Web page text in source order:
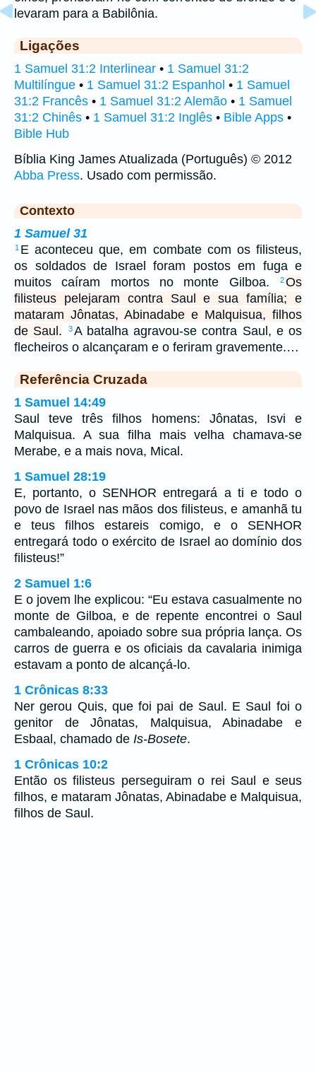
levaram para a Babilônia.
Ligações
1 Samuel 31:2 Interlinear • 1 Samuel 31:2
Multilíngue • 1 Samuel 31:2 Espanhol • 1 Samuel
31:2 Francês • 1 Samuel 31:2 Alemão • 1 Samuel
31:2 Chinês • 1 Samuel 31:2 Inglês • Bible Apps •
Bible Hub
Bíblia King James Atualizada (Português) © 2012
Abba Press. Usado com permissão.
Contexto
1 Samuel 31
1 E aconteceu que, em combate com os filisteus,
os soldados de Israel foram postos em fuga e
muitos caíram mortos no monte Gilboa.
2Os
filisteus pelejaram contra Saul e sua família; e
mataram Jônatas, Abinadabe e Malquisua, filhos
de Saul.
3 A batalha agravou-se contra Saul, e os
flecheiros o alcançaram e o feriram gravemente.…
Referência Cruzada
1 Samuel 14:49
Saul teve três filhos homens: Jônatas, Isvi e
Malquisua. A sua filha mais velha chamava-se
Merabe, e a mais nova, Mical.
1 Samuel 28:19
E, portanto, o SENHOR entregará a ti e todo o
povo de Israel nas mãos dos filisteus, e amanhã tu
e teus filhos estareis comigo, e o SENHOR
entregará todo o exército de Israel ao domínio dos
filisteus!”
2 Samuel 1:6
E o jovem lhe explicou: “Eu estava casualmente no
monte de Gilboa, e de repente encontrei o Saul
cambaleando, apoiado sobre sua própria lança. Os
carros de guerra e os oficiais da cavalaria inimiga
estavam a ponto de alcançá-lo.
1 Crônicas 8:33
Ner gerou Quis, que foi pai de Saul. E Saul foi o
genitor de Jônatas, Malquisua, Abinadabe e
Esbaal, chamado de Is-Bosete.
1 Crônicas 10:2
Então os filisteus perseguiram o rei Saul e seus
filhos, e mataram Jônatas, Abinadabe e Malquisua,
filhos de Saul.